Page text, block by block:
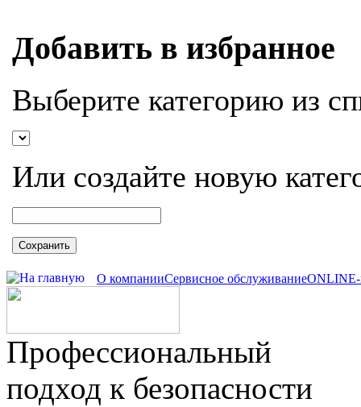
Добавить в избранное
Выберите категорию из
Или создайте новую
Сохранить
О компанииСервисное обслуживаниеONLINE-
Профессиональный
подход к безопасности